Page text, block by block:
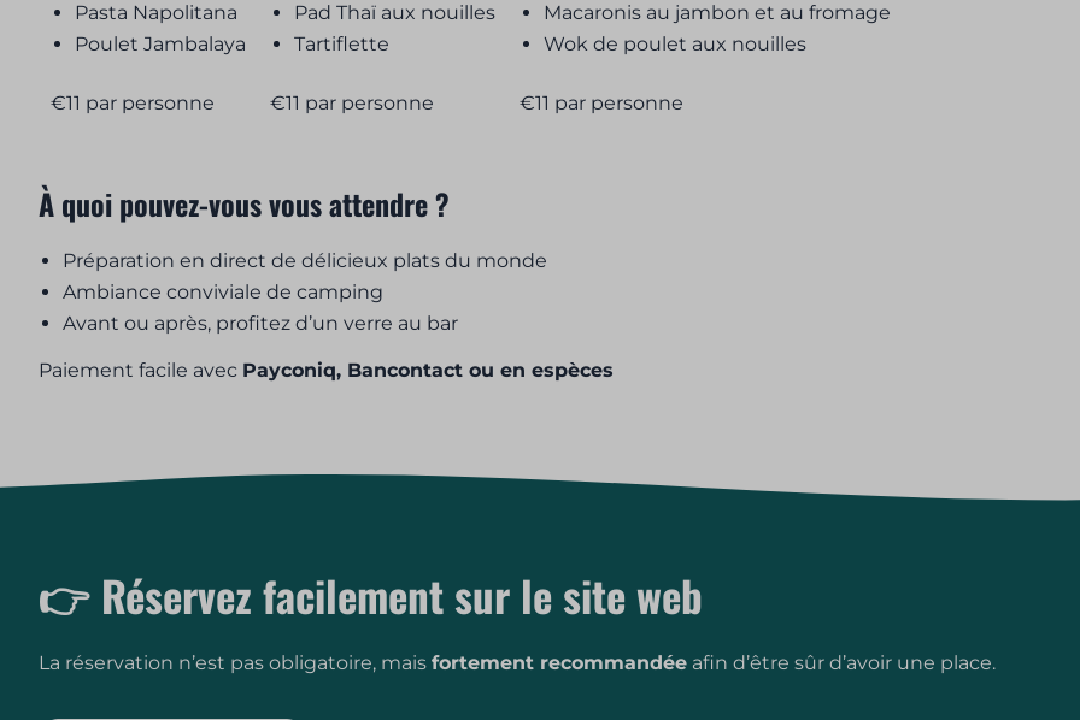
Pasta Napolitana
Poulet Jambalaya
Pad Thaï aux nouilles
Tartiflette
Macaronis au jambon et au fromage
Wok de poulet aux nouilles
€11 par personne €11 par personne €11 par personne
À quoi pouvez-vous vous attendre ?
Préparation en direct de délicieux plats du monde
Ambiance conviviale de camping
Avant ou après, profitez d’un verre au bar
Paiement facile avec Payconiq, Bancontact ou en espèces
👉 Réservez facilement sur le site web
La réservation n’est pas obligatoire, maisfortement recommandée afin d’être sûr d’avoir une place.